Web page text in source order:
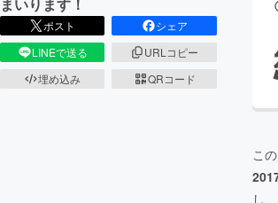
ポスト
シェア
LINEで送る
URLコピー
埋め込み
QRコード
こ
し、